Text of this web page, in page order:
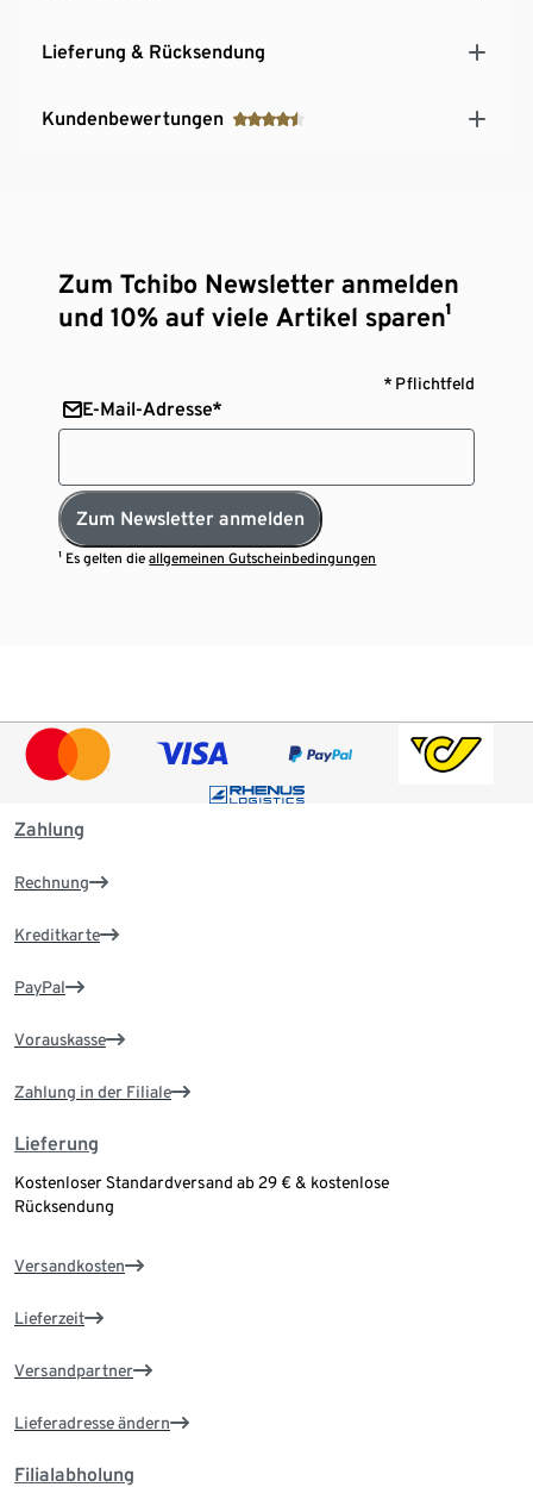
Lieferung & Rücksendung
Kundenbewertungen
Zum Tchibo Newsletter anmelden
und 10% auf viele Artikel sparen¹
* Pflichtfeld
E-Mail-Adresse*
Zum Newsletter anmelden
¹ Es gelten dieallgemeinen Gutscheinbedingungen
Zahlung
Rechnung
Kreditkarte
PayPal
Vorauskasse
Zahlung in der Filiale
Lieferung
Kostenloser Standardversand ab 29 € & kostenlose
Rücksendung
Versandkosten
Lieferzeit
Versandpartner
Lieferadresse ändern
Filialabholung